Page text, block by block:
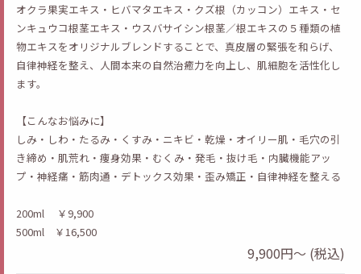
オクラ果実エキス・ヒバマタエキス・クズ根（カッコン）エキス・セ
ンキュウコ根茎エキス・ウスバサイシン根茎／根エキスの５種類の植
物エキスをオリジナルブレンドすることで、真皮層の緊張を和らげ、
自律神経を整え、人間本来の自然治癒力を向上し、肌細胞を活性化し
ます。
【こんなお悩みに】
しみ・しわ・たるみ・くすみ・ニキビ・乾燥・オイリー肌・毛穴の引
き締め・肌荒れ・痩身効果・むくみ・発毛・抜け毛・内臓機能アッ
プ・神経痛・筋肉通・デトックス効果・歪み矯正・自律神経を整える
200ml ￥9,900
500ml ￥16,500
9,900円～ (税込)